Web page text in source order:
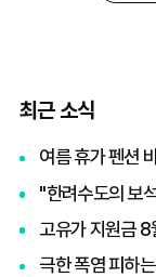
최근 소식
여름 휴가 펜션 바비
"한려수도의 보석" 경남
고유가 지원금 8
극한 폭염 피하는 최고의